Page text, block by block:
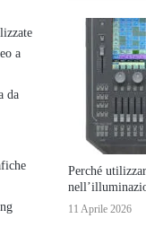
a
da
Perché
11 Aprile 2026